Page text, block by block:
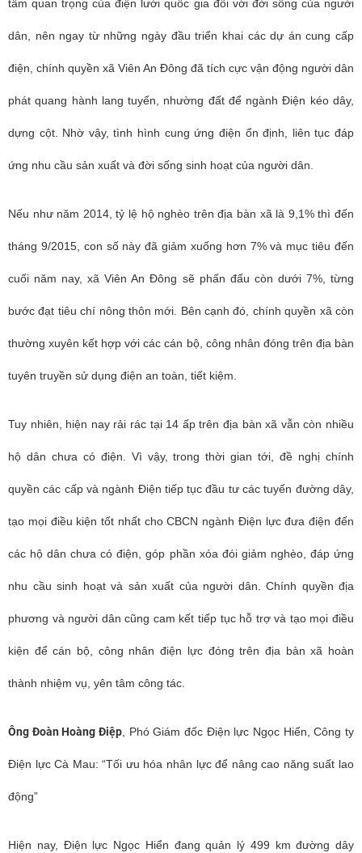
tầm quan trọng của điện lưới quốc gia đối với đời sống của người
dân, nên ngay từ những ngày đầu triển khai các dự án cung cấp
điện, chính quyền xã Viên An Đông đã tích cực vận động người dân
phát quang hành lang tuyến, nhường đất để ngành Điện kéo dây,
dựng cột. Nhờ vậy, tình hình cung ứng điện ổn định, liên tục đáp
ứng nhu cầu sản xuất và đời sống sinh hoạt của người dân.
Nếu như năm 2014, tỷ lệ hộ nghèo trên địa bàn xã là 9,1% thì đến
tháng 9/2015, con số này đã giảm xuống hơn 7% và mục tiêu đến
cuối năm nay, xã Viên An Đông sẽ phấn đấu còn dưới 7%, từng
bước đạt tiêu chí nông thôn mới. Bên cạnh đó, chính quyền xã còn
thường xuyên kết hợp với các cán bộ, công nhân đóng trên địa bàn
tuyên truyền sử dụng điện an toàn, tiết kiệm.
Tuy nhiên, hiện nay rải rác tại 14 ấp trên địa bàn xã vẫn còn nhiều
hộ dân chưa có điện. Vì vậy, trong thời gian tới, đề nghị chính
quyền các cấp và ngành Điện tiếp tục đầu tư các tuyến đường dây,
tạo mọi điều kiện tốt nhất cho CBCN ngành Điện lực đưa điện đến
các hộ dân chưa có điện, góp phần xóa đói giảm nghèo, đáp ứng
nhu cầu sinh hoạt và sản xuất của người dân. Chính quyền địa
phương và người dân cũng cam kết tiếp tục hỗ trợ và tạo mọi điều
kiện để cán bộ, công nhân điện lực đóng trên địa bàn xã hoàn
thành nhiệm vụ, yên tâm công tác.
Ông Đoàn Hoàng Điệp , Phó Giám đốc Điện lực Ngọc Hiển, Công ty
Điện lực Cà Mau: “Tối ưu hóa nhân lực để nâng cao năng suất lao
động”
Hiện nay, Điện lực Ngọc Hiển đang quản lý 499 km đường dây